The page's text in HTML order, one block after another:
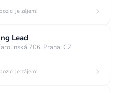
je zájem!
Lead
706, Praha, CZ
je zájem!